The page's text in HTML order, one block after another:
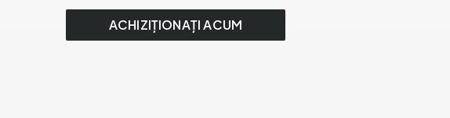
ACHIZIȚIONAȚI ACUM